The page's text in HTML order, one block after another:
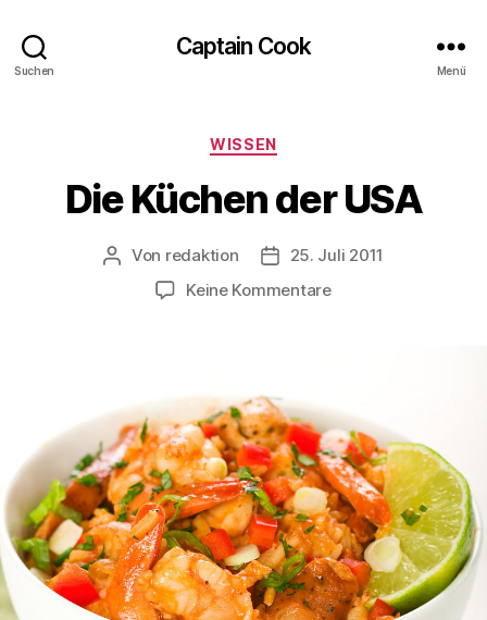
Suchen
Captain Cook
Menü
Kategorien
WISSEN
Die Küchen der USA
Beitragsautor
Von redaktion Veröffentlichungsdatum
25. Juli 2011
Keine Kommentarezu